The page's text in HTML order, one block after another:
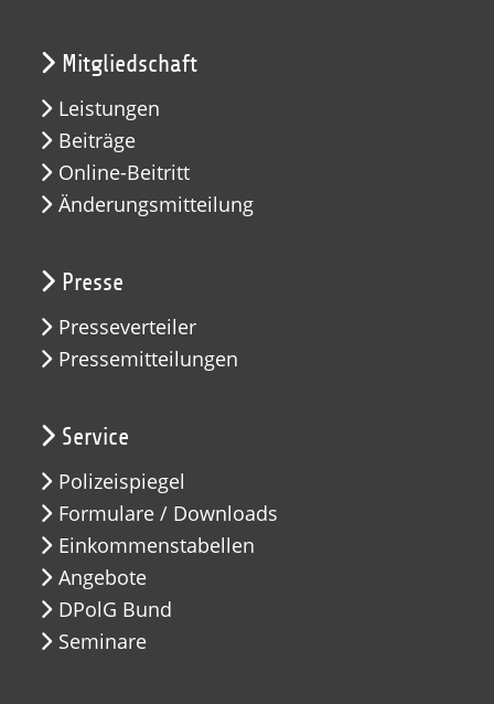
Mitgliedschaft
Leistungen
Beiträge
Online-Beitritt
Änderungsmitteilung
Presse
Presseverteiler
Pressemitteilungen
Service
Polizeispiegel
Formulare / Downloads
Einkommenstabellen
Angebote
DPolG Bund
Seminare